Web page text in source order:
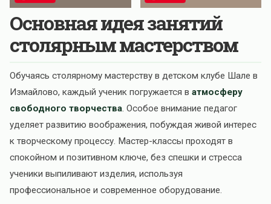
Основная идея занятий
столярным мастерством
Обучаясь столярному мастерству в детском клубе Шале в
Измайлово, каждый ученик погружается в атмосферу
свободного творчества . Особое внимание педагог
уделяет развитию воображения, побуждая живой интерес
к творческому процессу. Мастер-классы проходят в
спокойном и позитивном ключе, без спешки и стресса
ученики выпиливают изделия, используя
профессиональное и современное оборудование.